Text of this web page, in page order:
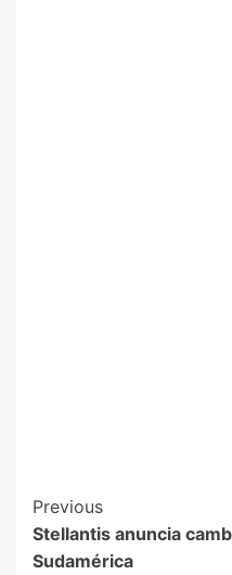
Previous
Stellantis anuncia
Sudamérica